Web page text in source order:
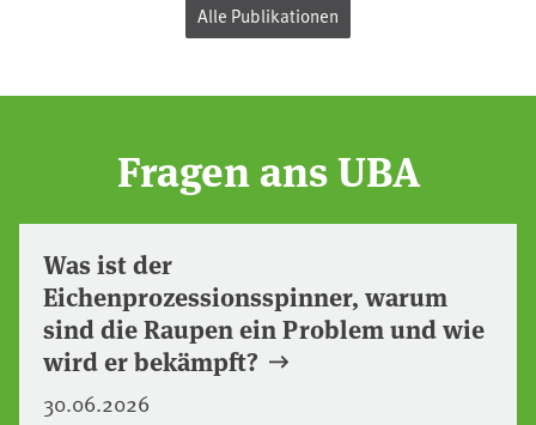
Alle Publikationen
Fragen ans UBA
Was ist der
Eichenprozessionsspinner, warum
sind die Raupen ein Problem und wie
wird er bekämpft?
30.06.2026